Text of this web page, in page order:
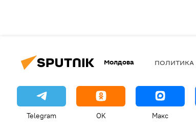
Молдова ПОЛИТИКА
Telegram OK Макс